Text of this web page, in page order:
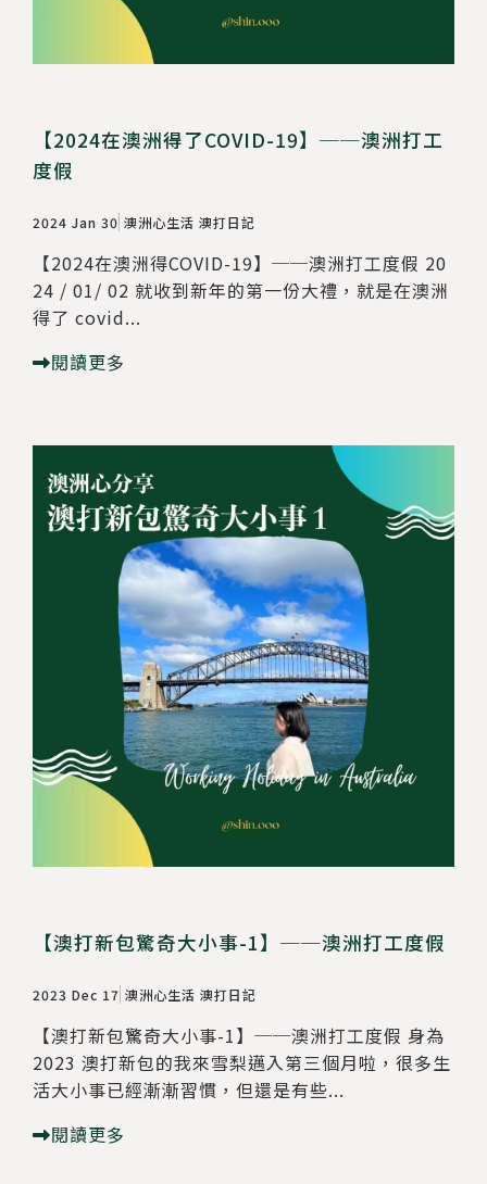
【2024在澳洲得了COVID-19】──澳洲打工
度假
2024 Jan 30 澳洲心生活 澳打日記
【2024在澳洲得COVID-19】──澳洲打工度假 20
24 / 01/ 02 就收到新年的第一份大禮，就是在澳洲
得了 covid...
閱讀更多
【澳打新包驚奇大小事-1】──澳洲打工度假
2023 Dec 17 澳洲心生活 澳打日記
【澳打新包驚奇大小事-1】──澳洲打工度假 身為
2023 澳打新包的我來雪梨邁入第三個月啦，很多生
活大小事已經漸漸習慣，但還是有些...
閱讀更多